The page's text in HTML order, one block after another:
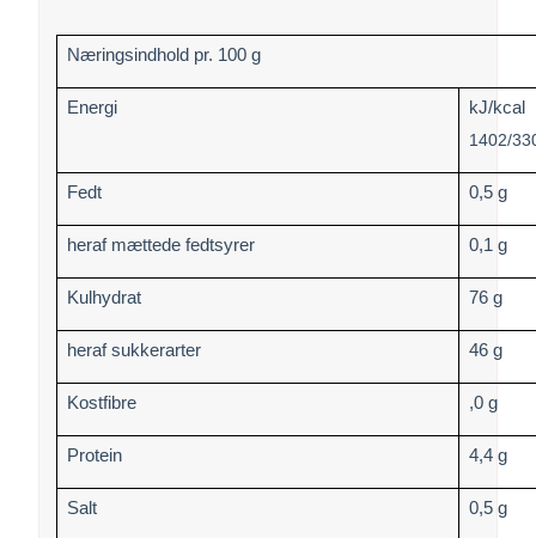
Næringsindhold pr. 100 g
Energi
kJ/kcal
1402/
Fedt 0,5 g
heraf mættede fedtsyrer 0,1 g
Kulhydrat 76 g
heraf sukkerarter 46 g
Kostfibre ,0 g
Protein 4,4 g
Salt 0,5 g